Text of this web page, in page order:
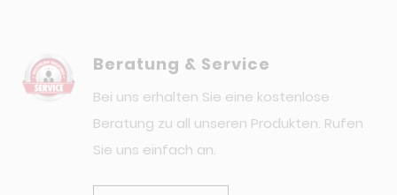
Beratung & Service
Bei uns erhalten Sie eine kostenlose
Beratung zu all unseren Produkten. Rufen
Sie uns einfach an.